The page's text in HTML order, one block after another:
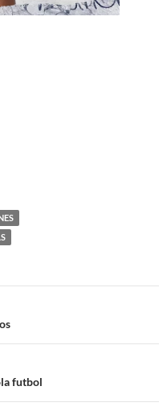
futbol